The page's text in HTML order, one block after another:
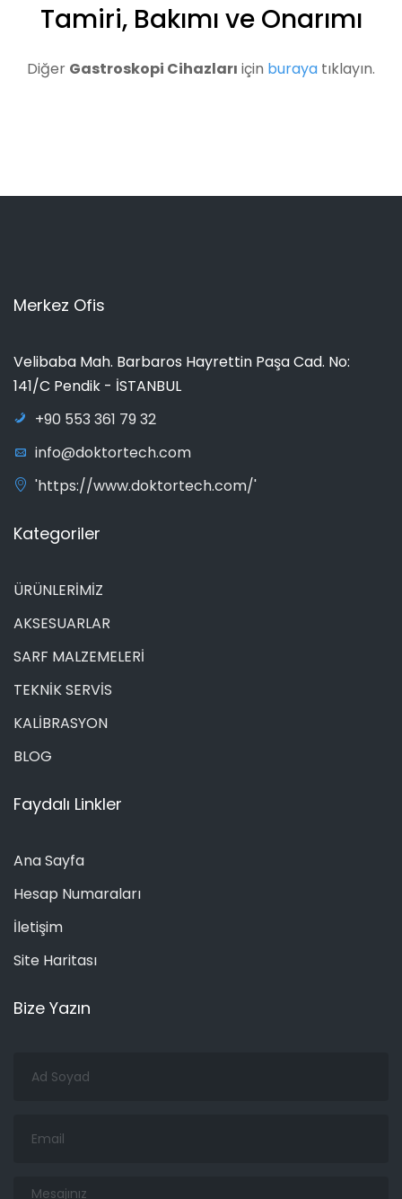
Tamiri, Bakımı ve Onarımı
Diğer Gastroskopi Cihazları için buraya tıklayın.
Merkez Ofis
Velibaba Mah. Barbaros Hayrettin Paşa Cad. No:
141/C Pendik - İSTANBUL
+90 553 361 79 32
info@doktortech.com
'https://www.doktortech.com/'
Kategoriler
ÜRÜNLERİMİZ
AKSESUARLAR
SARF MALZEMELERİ
TEKNİK SERVİS
KALİBRASYON
BLOG
Faydalı Linkler
Ana Sayfa
Hesap Numaraları
İletişim
Site Haritası
Bize Yazın
Soyad
Mesajınız